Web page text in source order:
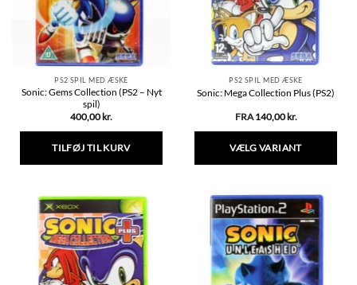
på
varesiden
PS2 SPIL MED ÆSKE
Sonic: Gems Collection (PS2 – Nyt
spil)
400,00 kr.
TILFØJ TIL KURV
PS2 SPIL MED ÆSKE
Sonic: Mega Collection Plus (PS2)
FRA140,00 kr.
VÆLG VARIANT
har
flere
varianter.
Mulighederne
kan
vælges